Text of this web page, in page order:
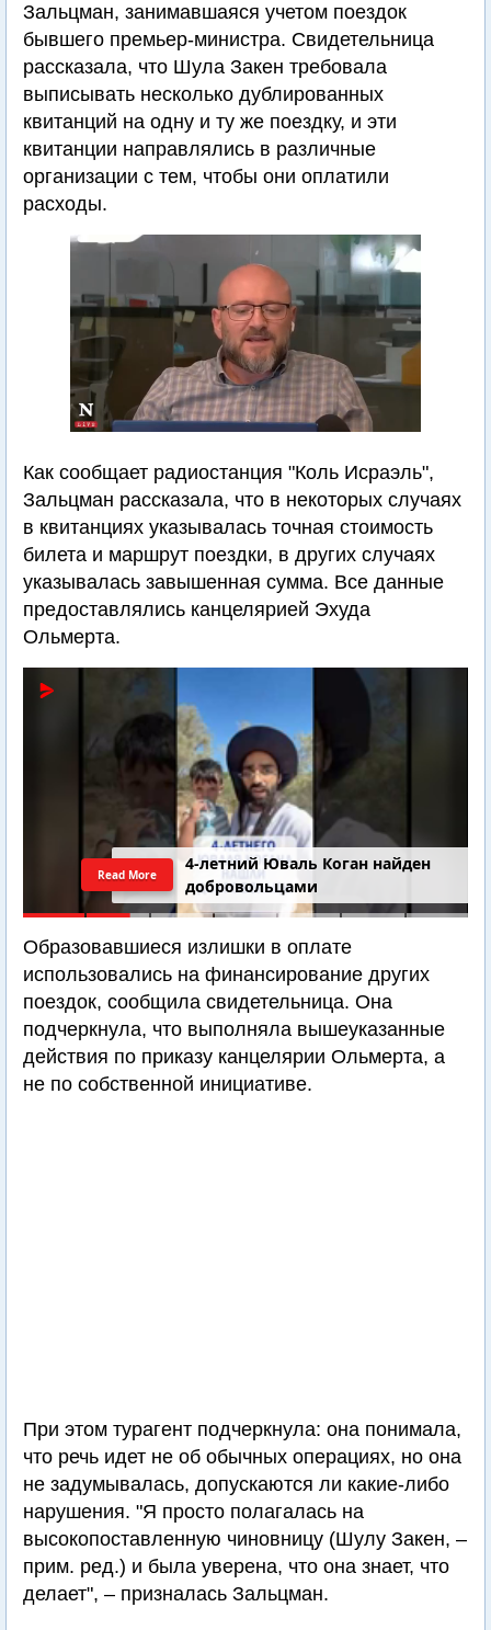
Зальцман, занимавшаяся учетом поездок
бывшего премьер-министра. Свидетельница
рассказала, что Шула Закен требовала
выписывать несколько дублированных
квитанций на одну и ту же поездку, и эти
квитанции направлялись в различные
организации с тем, чтобы они оплатили
расходы.
Как сообщает радиостанция "Коль Исраэль",
Зальцман рассказала, что в некоторых случаях
в квитанциях указывалась точная стоимость
билета и маршрут поездки, в других случаях
указывалась завышенная сумма. Все данные
предоставлялись канцелярией Эхуда
Ольмерта.
4-летний Юваль Коган найден
добровольцами
Read More
Образовавшиеся излишки в оплате
использовались на финансирование других
поездок, сообщила свидетельница. Она
подчеркнула, что выполняла вышеуказанные
действия по приказу канцелярии Ольмерта, а
не по собственной инициативе.
При этом турагент подчеркнула: она понимала,
что речь идет не об обычных операциях, но она
не задумывалась, допускаются ли какие-либо
нарушения. "Я просто полагалась на
высокопоставленную чиновницу (Шулу Закен, –
прим. ред.) и была уверена, что она знает, что
делает", – призналась Зальцман.